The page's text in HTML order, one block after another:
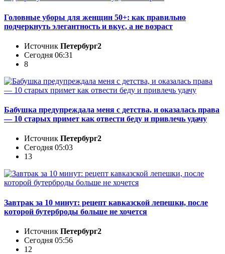
Головные уборы для женщин 50+: как правильно
подчеркнуть элегантность и вкус, а не возраст
Источник Петербург2
Сегодня 06:31
8
Бабушка предупреждала меня с детства, и оказалась права
— 10 старых примет как отвести беду и привлечь удачу
Источник Петербург2
Сегодня 05:03
13
Завтрак за 10 минут: рецепт кавказской лепешки, после
которой бутерброды больше не хочется
Источник Петербург2
Сегодня 05:56
12